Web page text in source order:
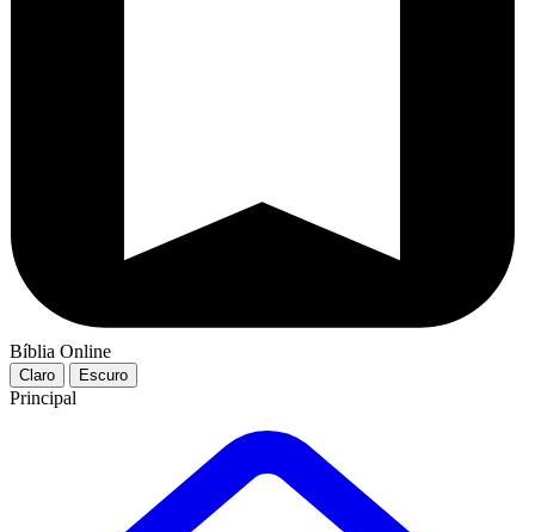
Bíblia Online
Claro Escuro
Principal